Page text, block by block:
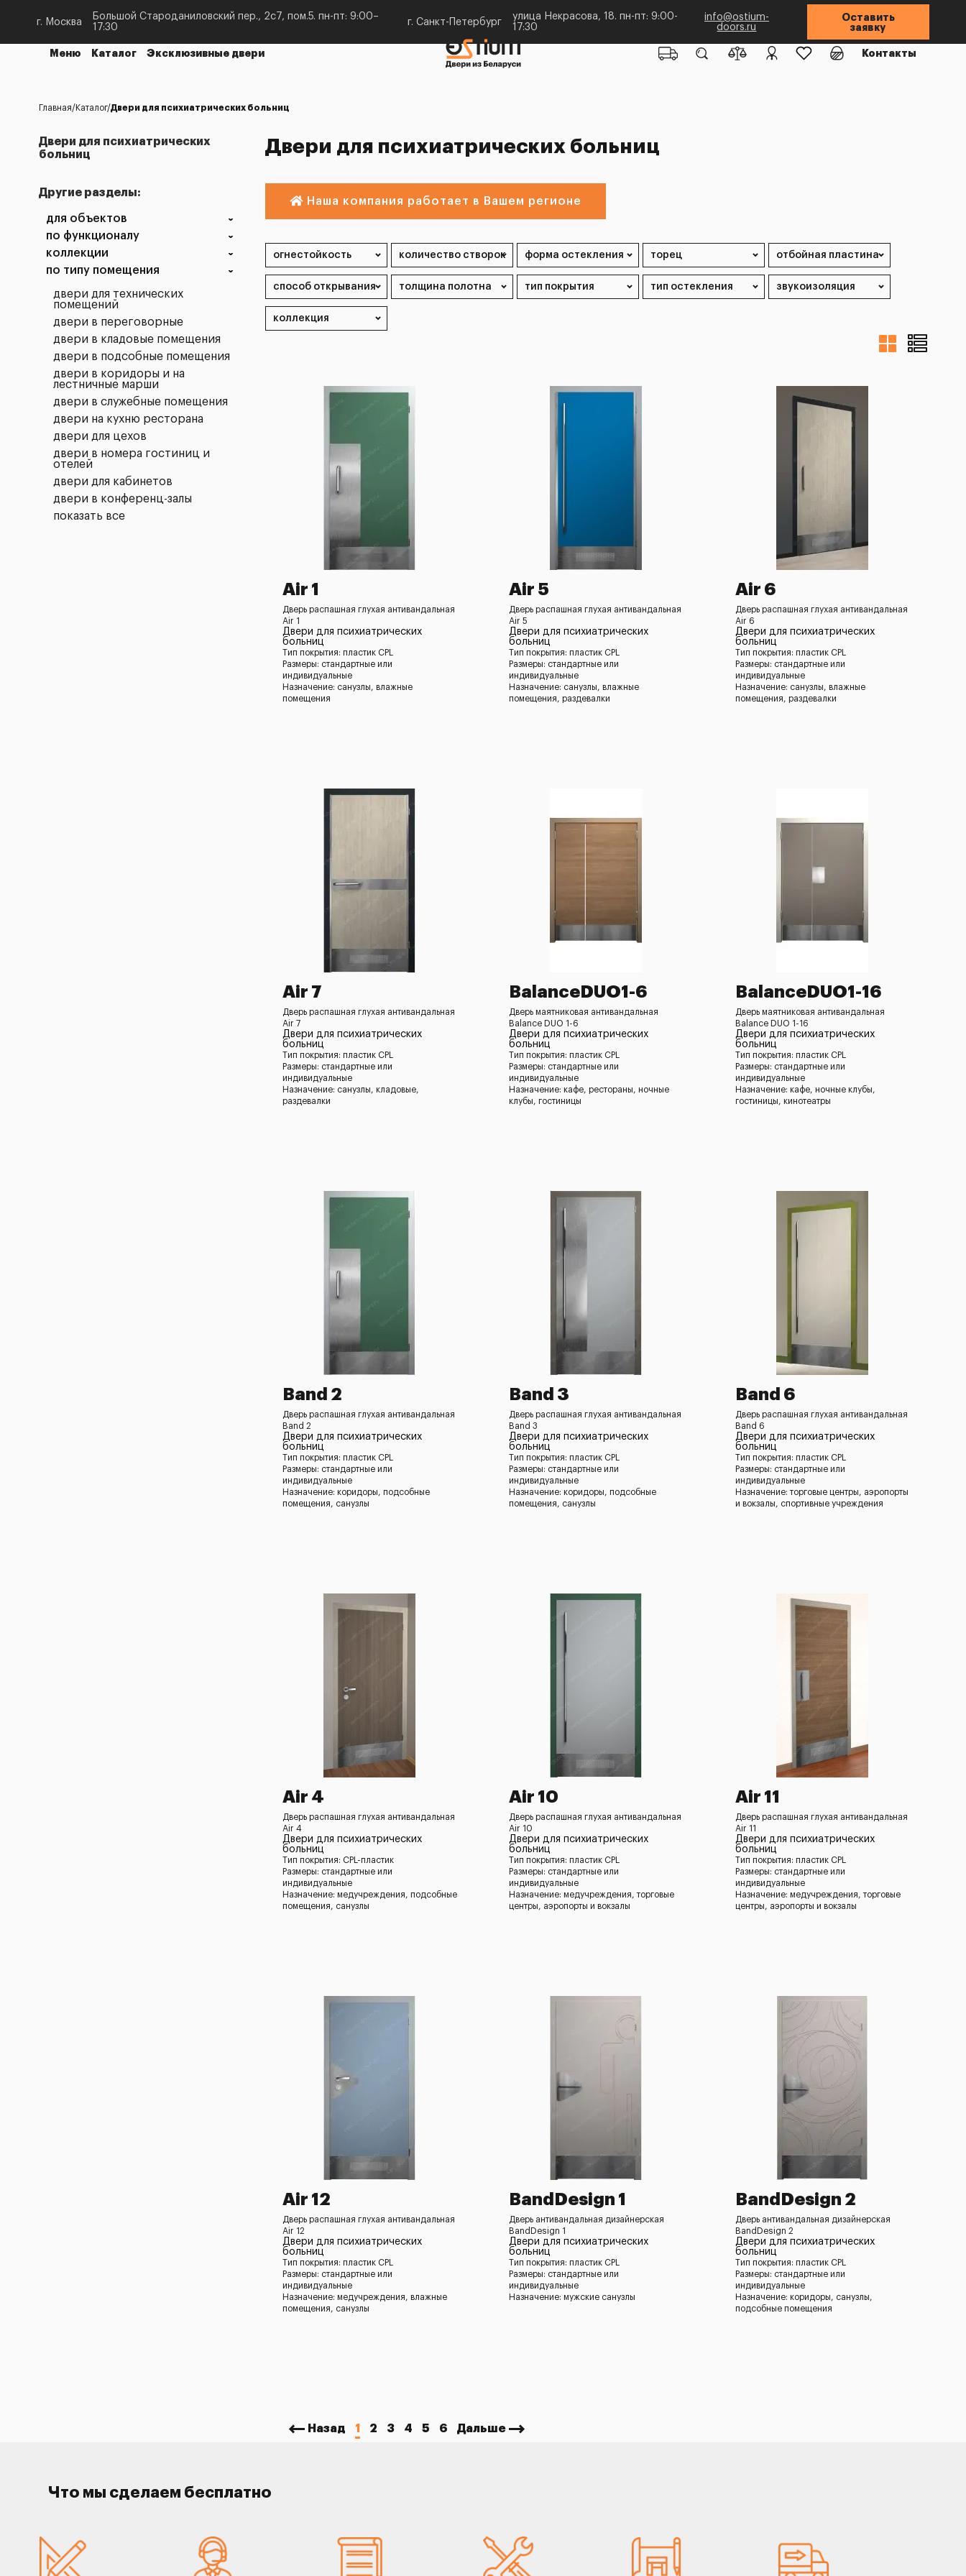
г. Москва
Большой Староданиловский пер., 2с7, пом.5. пн-пт: 9:00–
17:30
г. Санкт-Петербург
улица Некрасова, 18. пн-пт: 9:00-
17:30
info@ostium-
doors.ru
Оставить
заявку
Меню Каталог Эксклюзивные двери Контакты
Главная Каталог Двери для психиатрических больниц
Двери для психиатрических
больниц
Другие разделы:
для объектов
по функционалу
коллекции
по типу помещения
двери для технических
помещений
двери в переговорные
двери в кладовые помещения
двери в подсобные помещения
двери в коридоры и на
лестничные марши
двери в служебные помещения
двери на кухню ресторана
двери для цехов
двери в номера гостиниц и
отелей
двери для кабинетов
двери в конференц-залы
показать все
Двери для психиатрических больниц
Наша компания работает в Вашем регионе
Air 1
Дверь распашная глухая антивандальная
Air 1
Двери для психиатрических
больниц
Тип покрытия: пластик CPL
Размеры: стандартные или
индивидуальные
Назначение: санузлы, влажные
помещения
Air 5
Дверь распашная глухая антивандальная
Air 5
Двери для психиатрических
больниц
Тип покрытия: пластик CPL
Размеры: стандартные или
индивидуальные
Назначение: санузлы, влажные
помещения, раздевалки
Air 6
Дверь распашная глухая антивандальная
Air 6
Двери для психиатрических
больниц
Тип покрытия: пластик CPL
Размеры: стандартные или
индивидуальные
Назначение: санузлы, влажные
помещения, раздевалки
Air 7
Дверь распашная глухая антивандальная
Air 7
Двери для психиатрических
больниц
Тип покрытия: пластик CPL
Размеры: стандартные или
индивидуальные
Назначение: санузлы, кладовые,
раздевалки
BalanceDUO1-6
Дверь маятниковая антивандальная
Balance DUO 1-6
Двери для психиатрических
больниц
Тип покрытия: пластик CPL
Размеры: стандартные или
индивидуальные
Назначение: кафе, рестораны, ночные
клубы, гостиницы
BalanceDUO1-16
Дверь маятниковая антивандальная
Balance DUO 1-16
Двери для психиатрических
больниц
Тип покрытия: пластик CPL
Размеры: стандартные или
индивидуальные
Назначение: кафе, ночные клубы,
гостиницы, кинотеатры
Band 2
Дверь распашная глухая антивандальная
Band 2
Двери для психиатрических
больниц
Тип покрытия: пластик CPL
Размеры: стандартные или
индивидуальные
Назначение: коридоры, подсобные
помещения, санузлы
Band 3
Дверь распашная глухая антивандальная
Band 3
Двери для психиатрических
больниц
Тип покрытия: пластик CPL
Размеры: стандартные или
индивидуальные
Назначение: коридоры, подсобные
помещения, санузлы
Band 6
Дверь распашная глухая антивандальная
Band 6
Двери для психиатрических
больниц
Тип покрытия: пластик CPL
Размеры: стандартные или
индивидуальные
Назначение: торговые центры, аэропорты
и вокзалы, спортивные учреждения
Air 4
Дверь распашная глухая антивандальная
Air 4
Двери для психиатрических
больниц
Тип покрытия: CPL-пластик
Размеры: стандартные или
индивидуальные
Назначение: медучреждения, подсобные
помещения, санузлы
Air 10
Дверь распашная глухая антивандальная
Air 10
Двери для психиатрических
больниц
Тип покрытия: пластик CPL
Размеры: стандартные или
индивидуальные
Назначение: медучреждения, торговые
центры, аэропорты и вокзалы
Air 11
Дверь распашная глухая антивандальная
Air 11
Двери для психиатрических
больниц
Тип покрытия: пластик CPL
Размеры: стандартные или
индивидуальные
Назначение: медучреждения, торговые
центры, аэропорты и вокзалы
Air 12
Дверь распашная глухая антивандальная
Air 12
Двери для психиатрических
больниц
Тип покрытия: пластик CPL
Размеры: стандартные или
индивидуальные
Назначение: медучреждения, влажные
помещения, санузлы
BandDesign 1
Дверь антивандальная дизайнерская
BandDesign 1
Двери для психиатрических
больниц
Тип покрытия: пластик CPL
Размеры: стандартные или
индивидуальные
Назначение: мужские санузлы
BandDesign 2
Дверь антивандальная дизайнерская
BandDesign 2
Двери для психиатрических
больниц
Тип покрытия: пластик CPL
Размеры: стандартные или
индивидуальные
Назначение: коридоры, санузлы,
подсобные помещения
Назад 1 2 3 4 5 6 Дальше
Что мы сделаем бесплатно